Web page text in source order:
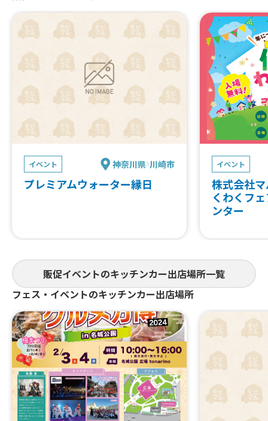
イベント 神奈川県 川崎市
プレミアムウォーター縁日
イベント
株式会社
くわくフ
ンター
販促イベントのキッチンカー出店場所一覧
フェス・イベントのキッチンカー出店場所